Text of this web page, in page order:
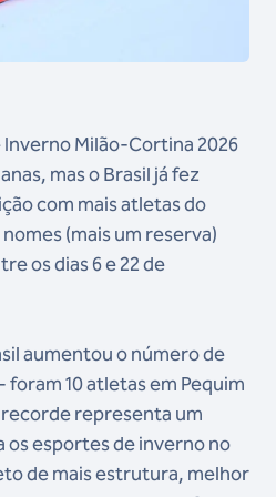
Milão-Cortina 2026
mas o Brasil já fez
com mais atletas do
(mais um reserva)
os dias 6 e 22 de
aumentou o número de
10 atletas em Pequim
recorde representa um
esportes de inverno no
de mais estrutura, melhor